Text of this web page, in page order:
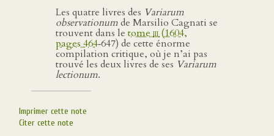
Les quatre livres des Variarum
observationumde Marsilio Cagnati se
trouvent dans le tomeiii(1604,
pages 464‑647) de cette énorme
compilation critique, où je n’ai pas
trouvé les deux livres de ses Variarum
lectionum.
Imprimer cette note
Citer cette note